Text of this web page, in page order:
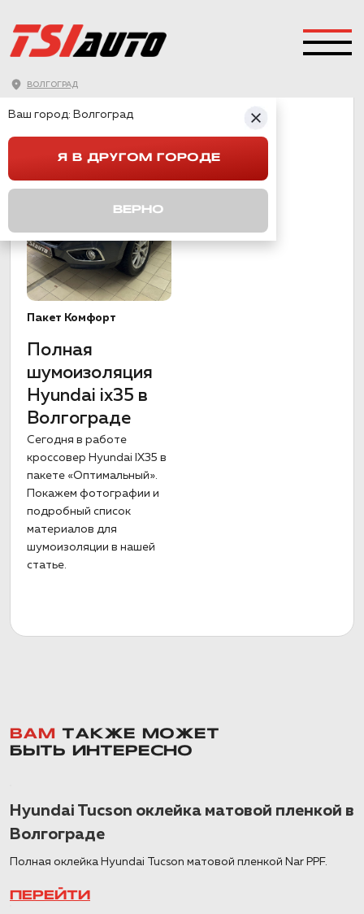
ВОЛГОГРАД
Пакет Комфорт
Полная
шумоизоляция
Hyundai ix35 в
Волгограде
Сегодня в работе
кроссовер Hyundai IX35 в
пакете «Оптимальный».
Покажем фотографии и
подробный список
материалов для
шумоизоляции в нашей
статье.
ВАМ
ТАКЖЕ МОЖЕТ
БЫТЬ ИНТЕРЕСНО
Hyundai Tucson оклейка матовой пленкой в
Волгограде
Полная оклейка Hyundai Tucson матовой пленкой Nar PPF.
ПЕРЕЙТИ
Ваш город: Волгоград
Я В ДРУГОМ ГОРОДЕ
ВЕРНО